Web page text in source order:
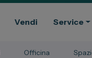
Vendi Service
Officina